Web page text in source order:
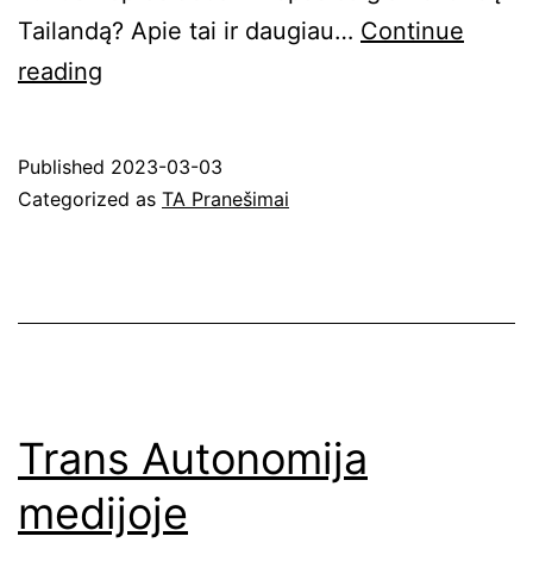
Tailandą? Apie tai ir daugiau… Continue
reading
translyčiai
sveikatos
apsaugos
Published 2023-03-03
Categorized as TA Pranešimai
Trans Autonomija
medijoje